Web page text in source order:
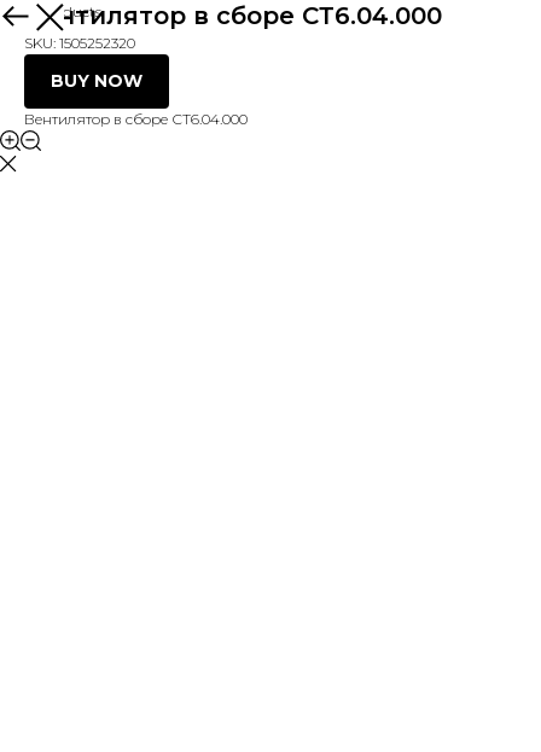
More products
Вентилятор в сборе СТ6.04.000
SKU: 1505252320
BUY NOW
Вентилятор в сборе СТ6.04.000